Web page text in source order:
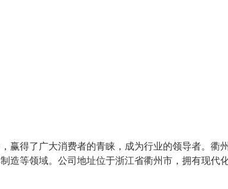
赢得了广大消费者的青睐，成为行业的领导者。衢
造等领域。公司地址位于浙江省衢州市，拥有现代